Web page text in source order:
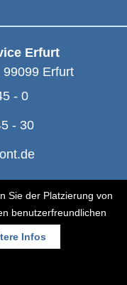
Sie der Platzierung von
benutzerfreundlichen
Infos
Erfurt
99099 Erfurt
- 0
- 30